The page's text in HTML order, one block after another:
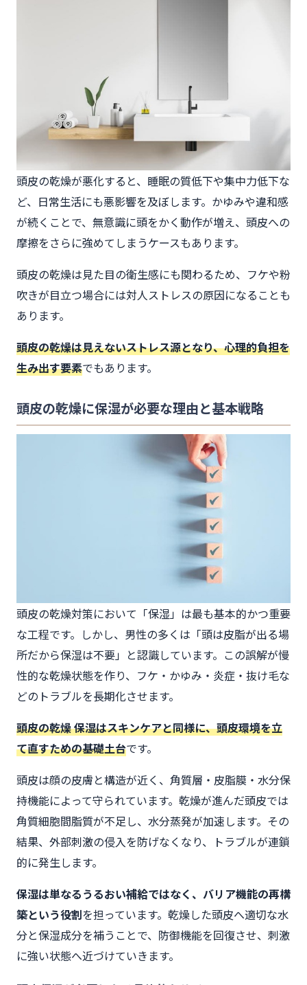
頭皮の乾燥が悪化すると、睡眠の質低下や集中力低下な
ど、日常生活にも悪影響を及ぼします。かゆみや違和感
が続くことで、無意識に頭をかく動作が増え、頭皮への
摩擦をさらに強めてしまうケースもあります。
頭皮の乾燥は見た目の衛生感にも関わるため、フケや粉
吹きが目立つ場合には対人ストレスの原因になることも
あります。
頭皮の乾燥は見えないストレス源となり、心理的負担を
生み出す要素でもあります。
頭皮の乾燥に保湿が必要な理由と基本戦略
頭皮の乾燥対策において「保湿」は最も基本的かつ重要
な工程です。しかし、男性の多くは「頭は皮脂が出る場
所だから保湿は不要」と認識しています。この誤解が慢
性的な乾燥状態を作り、フケ・かゆみ・炎症・抜け毛な
どのトラブルを長期化させます。
頭皮の乾燥 保湿はスキンケアと同様に、頭皮環境を立
て直すための基礎土台です。
頭皮は顔の皮膚と構造が近く、角質層・皮脂膜・水分保
持機能によって守られています。乾燥が進んだ頭皮では
角質細胞間脂質が不足し、水分蒸発が加速します。その
結果、外部刺激の侵入を防げなくなり、トラブルが連鎖
的に発生します。
保湿は単なるうるおい補給ではなく、バリア機能の再構
築という役割を担っています。乾燥した頭皮へ適切な水
分と保湿成分を補うことで、防御機能を回復させ、刺激
に強い状態へ近づけていきます。